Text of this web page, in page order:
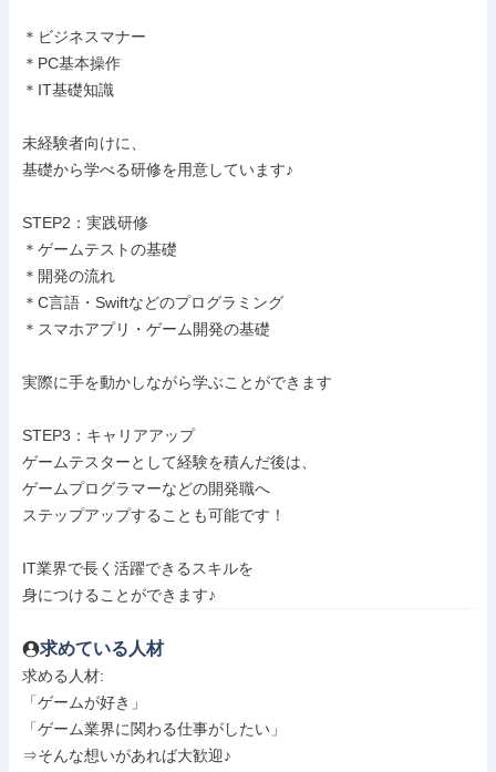
＊ビジネスマナー
＊PC基本操作
＊IT基礎知識
未経験者向けに、
基礎から学べる研修を用意しています♪
STEP2：実践研修
＊ゲームテストの基礎
＊開発の流れ
＊C言語・Swiftなどのプログラミング
＊スマホアプリ・ゲーム開発の基礎
実際に手を動かしながら学ぶことができます
STEP3：キャリアアップ
ゲームテスターとして経験を積んだ後は、
ゲームプログラマーなどの開発職へ
ステップアップすることも可能です！
IT業界で長く活躍できるスキルを
身につけることができます♪
求めている人材
求める人材:
「ゲームが好き」
「ゲーム業界に関わる仕事がしたい」
⇒そんな想いがあれば大歓迎♪